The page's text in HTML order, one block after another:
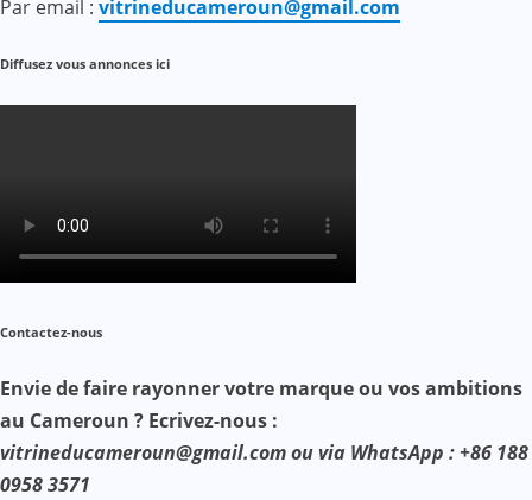
Par email : vitrineducameroun@gmail.com
Diffusez vous annonces ici
Contactez-nous
Envie de faire rayonner votre marque ou vos ambitions
au Cameroun ? Ecrivez-nous :
vitrineducameroun@gmail.com ou via WhatsApp : +86 188
0958 3571